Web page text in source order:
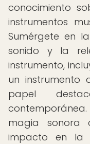
conocimiento
instrumentos
Sumérgete en
sonido y la
instrumento,
un instrumento
papel
contemporánea.
magia sonora
impacto en la